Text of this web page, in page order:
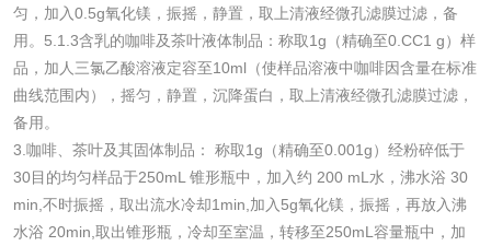
匀，加入0.5g氧化镁，振摇，静置，取上清液经微孔滤膜过滤，备
用。5.1.3含乳的咖啡及茶叶液体制品：称取1g（精确至0.CC1 g）样
品，加人三氯乙酸溶液定容至10ml（使样品溶液中咖啡因含量在标准
曲线范围内），摇匀，静置，沉降蛋白，取上清液经微孔滤膜过滤，
备用。
3.咖啡、茶叶及其固体制品： 称取1g（精确至0.001g）经粉碎低于
30目的均匀样品于250mL 锥形瓶中，加入约 200 mL水，沸水浴 30
min,不时振摇，取出流水冷却1min,加入5g氧化镁，振摇，再放入沸
水浴 20min,取出锥形瓶，冷却至室温，转移至250mL容量瓶中，加
验
化妆品急性经口毒
性试验
化妆品皮肤变态反
应试验
皮肤光变态反应试
日化产品